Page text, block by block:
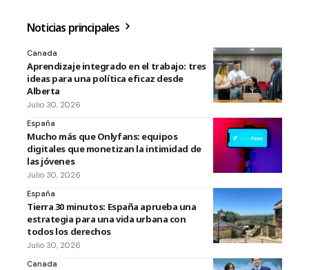
Noticias principales
Canada
Aprendizaje integrado en el trabajo: tres
ideas para una política eficaz desde
Alberta
Julio 30, 2026
España
Mucho más que Onlyfans: equipos
digitales que monetizan la intimidad de
las jóvenes
Julio 30, 2026
España
Tierra 30 minutos: España aprueba una
estrategia para una vida urbana con
todos los derechos
Julio 30, 2026
Canada